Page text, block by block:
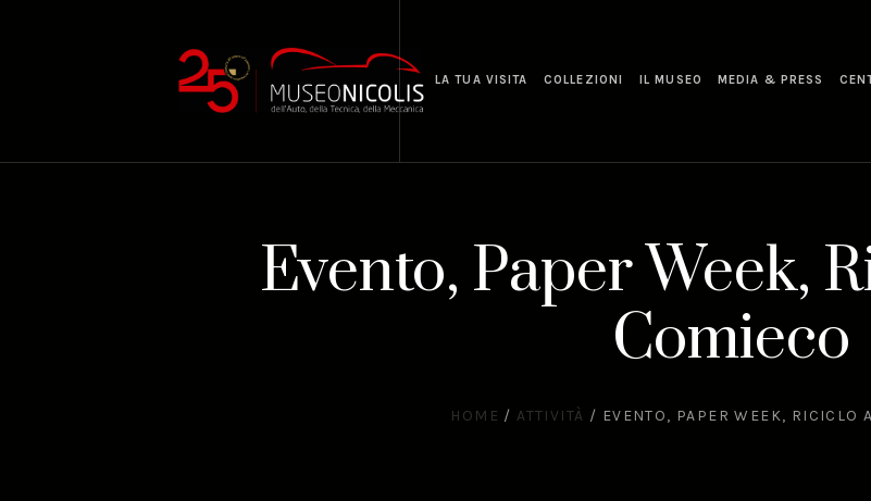
LA TUA VISITA COLLEZIONI IL MUSEO MEDIA & PRESS
Evento, Paper Week,
Comieco
HOME / ATTIVITÀ / EVENTO, PAPER WEEK, RICICLO